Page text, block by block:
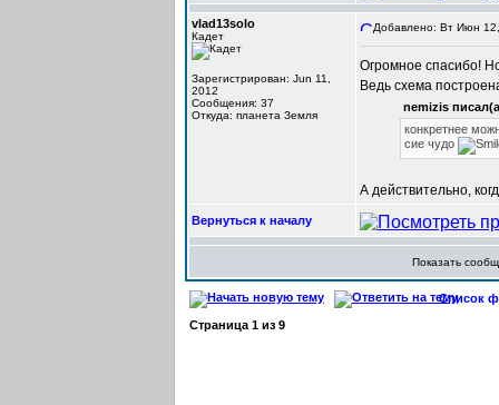
vlad13solo
Кадет
Зарегистрирован: Jun 11,
2012
Сообщения: 37
Откуда: планета Земля
Добавлено: Вт Июн
Огромное спасибо!
Ведь схема
nemizis
конкретнее
сие чудо
А действительно,
Вернуться к началу
Показать
Список
Страница 1 из 9